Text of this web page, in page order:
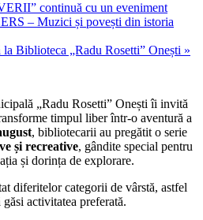
continuă cu un eveniment
– Muzici și povești din istoria
Biblioteca „Radu Rosetti” Onești »
„Radu Rosetti” Onești îi invită
timpul liber într-o aventură a
, bibliotecarii au pregătit o serie
și recreative, gândite special pentru
și dorința de explorare.
diferitelor categorii de vârstă, astfel
activitatea preferată.